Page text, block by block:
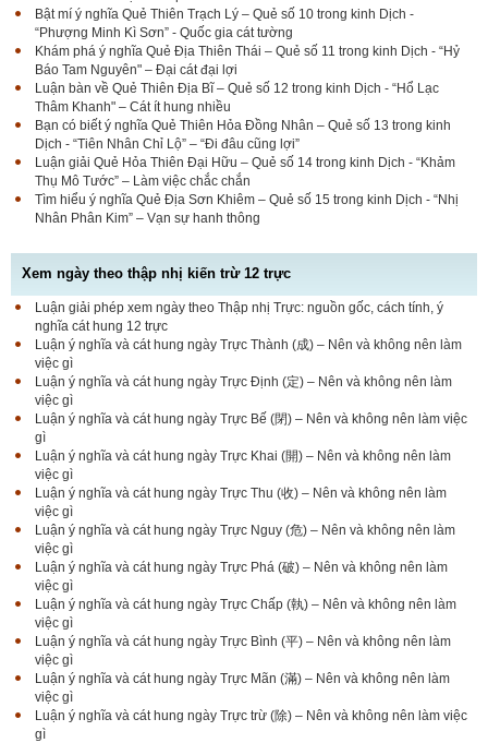
Bật mí ý nghĩa Quẻ Thiên Trạch Lý – Quẻ số 10 trong kinh Dịch -
“Phượng Minh Kì Sơn” - Quốc gia cát tường
Khám phá ý nghĩa Quẻ Địa Thiên Thái – Quẻ số 11 trong kinh Dịch - “Hỷ
Báo Tam Nguyên" – Đại cát đại lợi
Luận bàn về Quẻ Thiên Địa Bĩ – Quẻ số 12 trong kinh Dịch - “Hổ Lạc
Thâm Khanh" – Cát ít hung nhiều
Bạn có biết ý nghĩa Quẻ Thiên Hỏa Đồng Nhân – Quẻ số 13 trong kinh
Dịch - “Tiên Nhân Chỉ Lộ” – “Đi đâu cũng lợi”
Luận giải Quẻ Hỏa Thiên Đại Hữu – Quẻ số 14 trong kinh Dịch - “Khảm
Thụ Mô Tước” – Làm việc chắc chắn
Tìm hiểu ý nghĩa Quẻ Địa Sơn Khiêm – Quẻ số 15 trong kinh Dịch - “Nhị
Nhân Phân Kim” – Vạn sự hanh thông
Xem ngày theo thập nhị kiến trừ 12 trực
Luận giải phép xem ngày theo Thập nhị Trực: nguồn gốc, cách tính, ý
nghĩa cát hung 12 trực
Luận ý nghĩa và cát hung ngày Trực Thành (成) – Nên và không nên làm
việc gì
Luận ý nghĩa và cát hung ngày Trực Định (定) – Nên và không nên làm
việc gì
Luận ý nghĩa và cát hung ngày Trực Bế (閉) – Nên và không nên làm việc
gì
Luận ý nghĩa và cát hung ngày Trực Khai (開) – Nên và không nên làm
việc gì
Luận ý nghĩa và cát hung ngày Trực Thu (收) – Nên và không nên làm
việc gì
Luận ý nghĩa và cát hung ngày Trực Nguy (危) – Nên và không nên làm
việc gì
Luận ý nghĩa và cát hung ngày Trực Phá (破) – Nên và không nên làm
việc gì
Luận ý nghĩa và cát hung ngày Trực Chấp (執) – Nên và không nên làm
việc gì
Luận ý nghĩa và cát hung ngày Trực Bình (平) – Nên và không nên làm
việc gì
Luận ý nghĩa và cát hung ngày Trực Mãn (滿) – Nên và không nên làm
việc gì
Luận ý nghĩa và cát hung ngày Trực trừ (除) – Nên và không nên làm việc
gì